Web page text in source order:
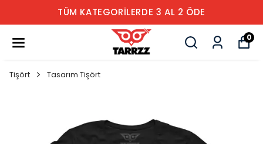
TÜM KATEGORİLERDE 3 AL 2 ÖDE
0
Tişört Tasarım Tişört